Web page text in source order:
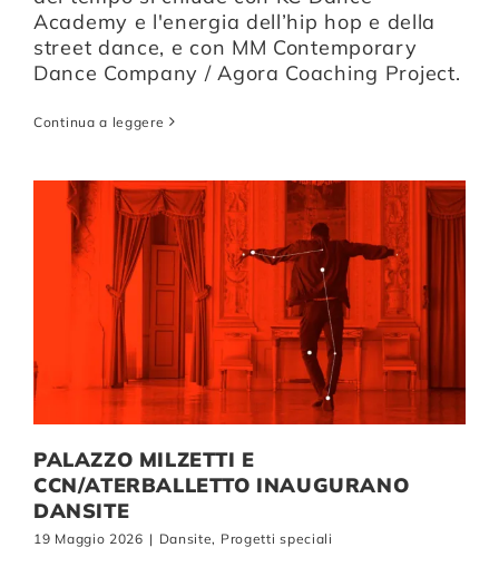
Academy e l'energia dell’hip hop e della
street dance, e con MM Contemporary
Dance Company / Agora Coaching Project.
Continua a leggere
PALAZZO MILZETTI E
CCN/ATERBALLETTO INAUGURANO
DANSITE
19 Maggio 2026 | Dansite, Progetti speciali